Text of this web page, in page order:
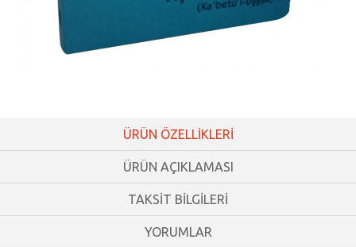
ÜRÜN ÖZELLİKLERİ
ÜRÜN AÇIKLAMASI
TAKSİT BİLGİLERİ
YORUMLAR